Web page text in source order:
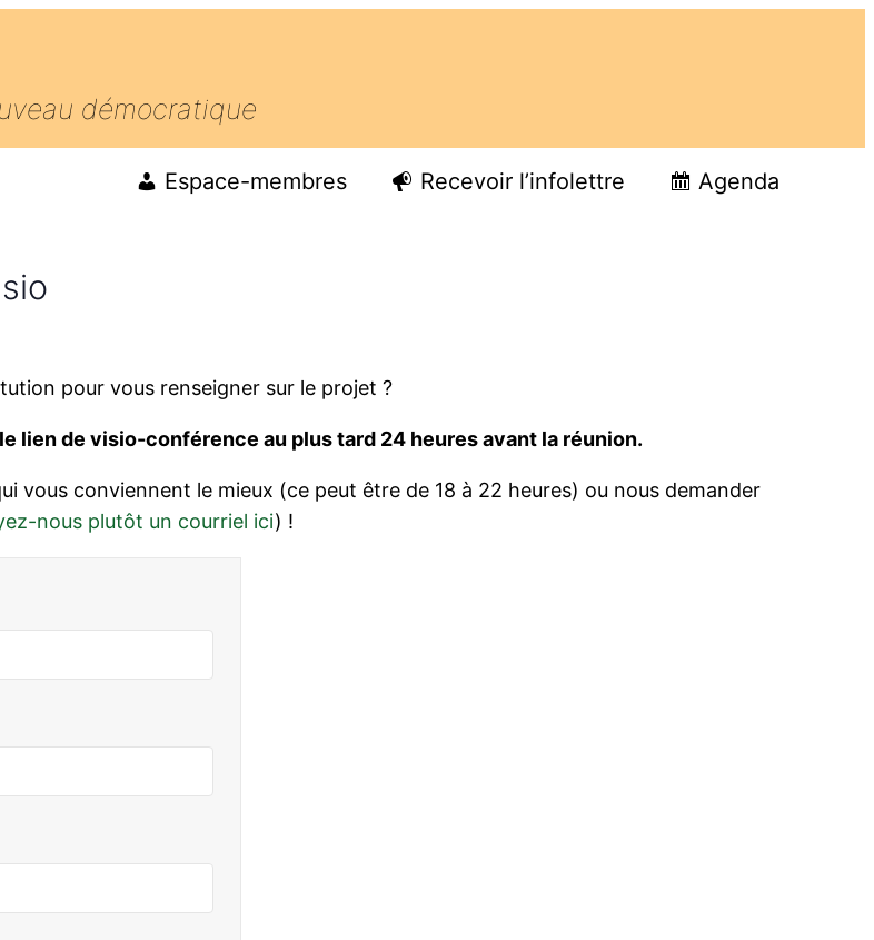
démocratique
Agenda
Recevoir l’infolettre
Espace-membres
pour vous renseigner sur le projet ?
lien de visio-conférence au plus tard 24 heures avant la réunion.
vous conviennent le mieux (ce peut être de 18 à 22 heures) ou nous demander
nous plutôt un courriel ici) !